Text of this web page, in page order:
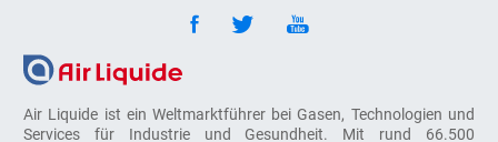
Air Liquide ist ein Weltmarktführer bei Gasen, Technologien und
Services für Industrie und Gesundheit. Mit rund 66.500